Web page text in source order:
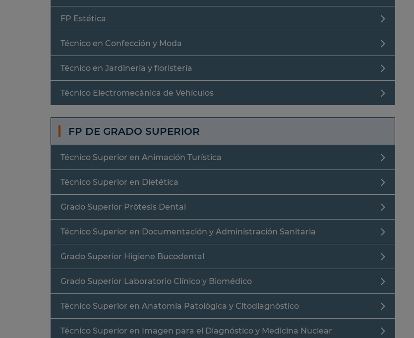
FP Estética
Técnico en Confección y Moda
Técnico en Jardinería y floristería
Técnico Electromecánica de Vehículos
FP DE GRADO SUPERIOR
Técnico Superior en Animación Turística
Técnico Superior en Dietética
Grado Superior Prótesis Dental
Técnico Superior en Documentación y Administración Sanitaria
Grado Superior Higiene Bucodental
Grado Superior Laboratorio Clínico y Biomédico
Técnico Superior en Anatomía Patológica y Citodiagnóstico
Técnico Superior en Imagen para el Diagnóstico y Medicina Nuclear